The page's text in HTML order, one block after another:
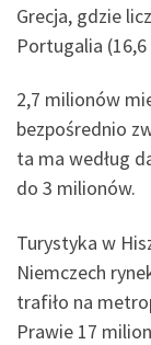
Grecja, gdzie
Portugalia
2,7 milionów
bezpośrednio
ta ma według
do 3 milionów.
Turystyka w
Niemczech
trafiło na
Prawie 17